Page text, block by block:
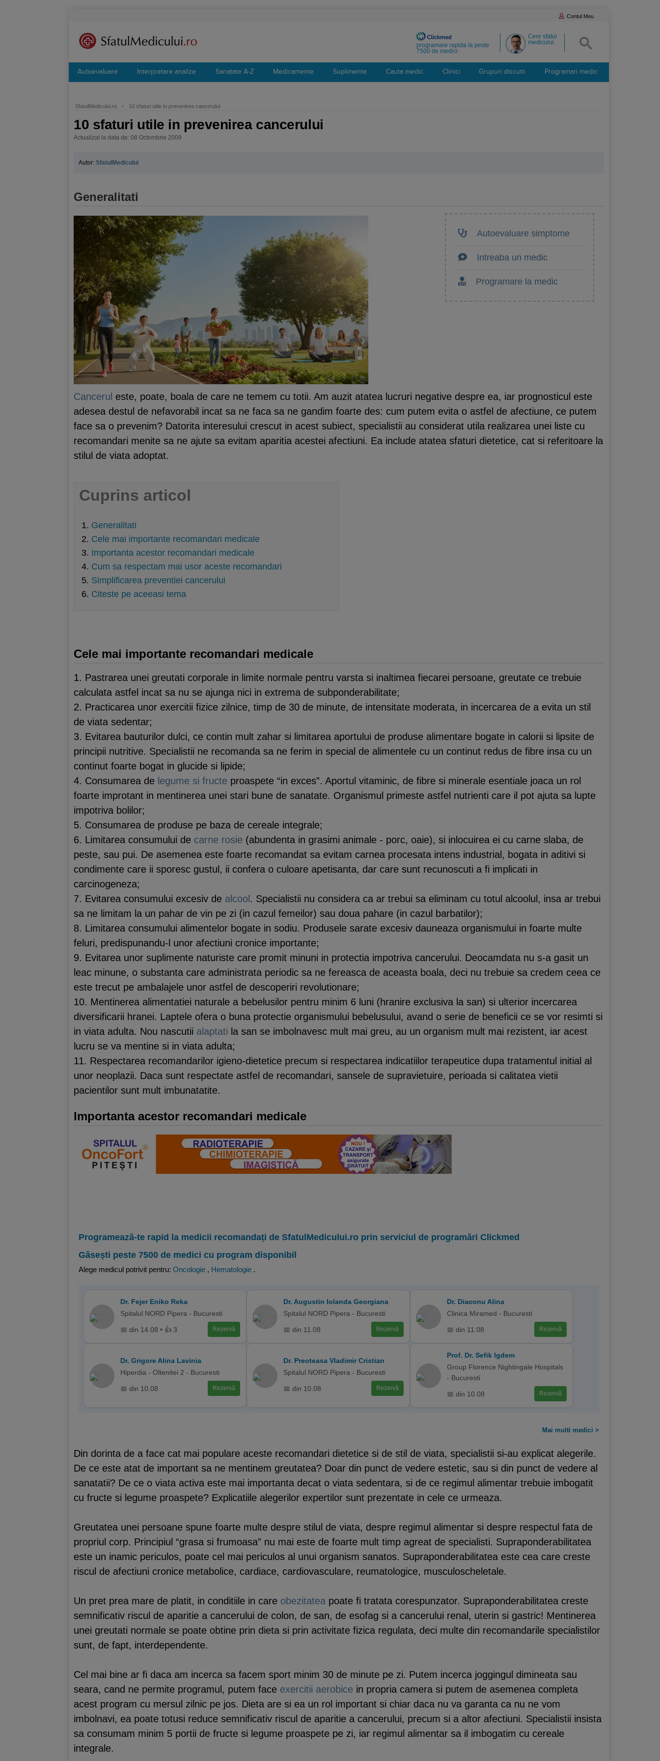
Contul Meu
Cere sfatul
medicului
programare rapida la peste
7500 de medici
Autoevaluare Interpretare analize Sanatate A-Z Medicamente Suplimente Cauta medic Clinici Grupuri discutii Programari medic
SfatulMedicului.ro › 10 sfaturi utile in prevenirea cancerului
10 sfaturi utile in prevenirea cancerului
Actualizat la data de: 08 Octombrie 2009
Autor: SfatulMedicului
Generalitati
Autoevaluare simptome
Intreaba un medic
Programare la medic
Cancerul este, poate, boala de care ne temem cu totii. Am auzit atatea lucruri negative despre ea, iar prognosticul este
adesea destul de nefavorabil incat sa ne faca sa ne gandim foarte des: cum putem evita o astfel de afectiune, ce putem
face sa o prevenim? Datorita interesului crescut in acest subiect, specialistii au considerat utila realizarea unei liste cu
recomandari menite sa ne ajute sa evitam aparitia acestei afectiuni. Ea include atatea sfaturi dietetice, cat si referitoare la
stilul de viata adoptat.
Cuprins articol
Generalitati
Cele mai importante recomandari medicale
Importanta acestor recomandari medicale
Cum sa respectam mai usor aceste recomandari
Simplificarea preventiei cancerului
Citeste pe aceeasi tema
Cele mai importante recomandari medicale
1. Pastrarea unei greutati corporale in limite normale pentru varsta si inaltimea fiecarei persoane, greutate ce trebuie
calculata astfel incat sa nu se ajunga nici in extrema de subponderabilitate;
2. Practicarea unor exercitii fizice zilnice, timp de 30 de minute, de intensitate moderata, in incercarea de a evita un stil
de viata sedentar;
3. Evitarea bauturilor dulci, ce contin mult zahar si limitarea aportului de produse alimentare bogate in calorii si lipsite de
principii nutritive. Specialistii ne recomanda sa ne ferim in special de alimentele cu un continut redus de fibre insa cu un
continut foarte bogat in glucide si lipide;
4. Consumarea de legume si fructe proaspete “in exces”. Aportul vitaminic, de fibre si minerale esentiale joaca un rol
foarte improtant in mentinerea unei stari bune de sanatate. Organismul primeste astfel nutrienti care il pot ajuta sa lupte
impotriva bolilor;
5. Consumarea de produse pe baza de cereale integrale;
6. Limitarea consumului de carne rosie (abundenta in grasimi animale - porc, oaie), si inlocuirea ei cu carne slaba, de
peste, sau pui. De asemenea este foarte recomandat sa evitam carnea procesata intens industrial, bogata in aditivi si
condimente care ii sporesc gustul, ii confera o culoare apetisanta, dar care sunt recunoscuti a fi implicati in
carcinogeneza;
7. Evitarea consumului excesiv de alcool. Specialistii nu considera ca ar trebui sa eliminam cu totul alcoolul, insa ar trebui
sa ne limitam la un pahar de vin pe zi (in cazul femeilor) sau doua pahare (in cazul barbatilor);
8. Limitarea consumului alimentelor bogate in sodiu. Produsele sarate excesiv dauneaza organismului in foarte multe
feluri, predispunandu-l unor afectiuni cronice importante;
9. Evitarea unor suplimente naturiste care promit minuni in protectia impotriva cancerului. Deocamdata nu s-a gasit un
leac minune, o substanta care administrata periodic sa ne fereasca de aceasta boala, deci nu trebuie sa credem ceea ce
este trecut pe ambalajele unor astfel de descoperiri revolutionare;
10. Mentinerea alimentatiei naturale a bebelusilor pentru minim 6 luni (hranire exclusiva la san) si ulterior incercarea
diversificarii hranei. Laptele ofera o buna protectie organismului bebelusului, avand o serie de beneficii ce se vor resimti si
in viata adulta. Nou nascutii alaptati la san se imbolnavesc mult mai greu, au un organism mult mai rezistent, iar acest
lucru se va mentine si in viata adulta;
11. Respectarea recomandarilor igieno-dietetice precum si respectarea indicatiilor terapeutice dupa tratamentul initial al
unor neoplazii. Daca sunt respectate astfel de recomandari, sansele de supravietuire, perioada si calitatea vietii
pacientilor sunt mult imbunatatite.
Importanta acestor recomandari medicale
Programează-te rapid la medicii recomandați de SfatulMedicului.ro prin serviciul de programări Clickmed
Găsești peste 7500 de medici cu program disponibil
Alege medicul potrivit pentru: Oncologie , Hematologie .
Dr. Fejer Eniko Reka
Spitalul NORD Pipera - Bucuresti
📅 din 14.08 • 👍 3 Rezervă
Dr. Augustin Iolanda Georgiana
Spitalul NORD Pipera - Bucuresti
📅 din 11.08 Rezervă
Dr. Diaconu Alina
Clinica Miramed - Bucuresti
📅 din 11.08 Rezervă
Dr. Grigore Alina Lavinia
Hiperdia - Oltenitei 2 - Bucuresti
📅 din 10.08 Rezervă
Dr. Preoteasa Vladimir Cristian
Spitalul NORD Pipera - Bucuresti
📅 din 10.08 Rezervă
Prof. Dr. Sefik Igdem
Group Florence Nightingale Hospitals
- Bucuresti
📅 din 10.08 Rezervă
Mai multi medici >
Din dorinta de a face cat mai populare aceste recomandari dietetice si de stil de viata, specialistii si-au explicat alegerile.
De ce este atat de important sa ne mentinem greutatea? Doar din punct de vedere estetic, sau si din punct de vedere al
sanatatii? De ce o viata activa este mai importanta decat o viata sedentara, si de ce regimul alimentar trebuie imbogatit
cu fructe si legume proaspete? Explicatiile alegerilor expertilor sunt prezentate in cele ce urmeaza.
Greutatea unei persoane spune foarte multe despre stilul de viata, despre regimul alimentar si despre respectul fata de
propriul corp. Principiul “grasa si frumoasa” nu mai este de foarte mult timp agreat de specialisti. Supraponderabilitatea
este un inamic periculos, poate cel mai periculos al unui organism sanatos. Supraponderabilitatea este cea care creste
riscul de afectiuni cronice metabolice, cardiace, cardiovasculare, reumatologice, musculoscheletale.
Un pret prea mare de platit, in conditiile in care obezitatea poate fi tratata corespunzator. Supraponderabilitatea creste
semnificativ riscul de aparitie a cancerului de colon, de san, de esofag si a cancerului renal, uterin si gastric! Mentinerea
unei greutati normale se poate obtine prin dieta si prin activitate fizica regulata, deci multe din recomandarile specialistilor
sunt, de fapt, interdependente.
Cel mai bine ar fi daca am incerca sa facem sport minim 30 de minute pe zi. Putem incerca joggingul dimineata sau
seara, cand ne permite programul, putem face exercitii aerobice in propria camera si putem de asemenea completa
acest program cu mersul zilnic pe jos. Dieta are si ea un rol important si chiar daca nu va garanta ca nu ne vom
imbolnavi, ea poate totusi reduce semnificativ riscul de aparitie a cancerului, precum si a altor afectiuni. Specialistii insista
sa consumam minim 5 portii de fructe si legume proaspete pe zi, iar regimul alimentar sa il imbogatim cu cereale
integrale.